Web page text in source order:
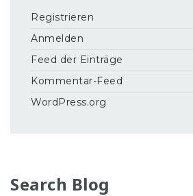
Registrieren
Anmelden
Feed der Einträge
Kommentar-Feed
WordPress.org
Search Blog